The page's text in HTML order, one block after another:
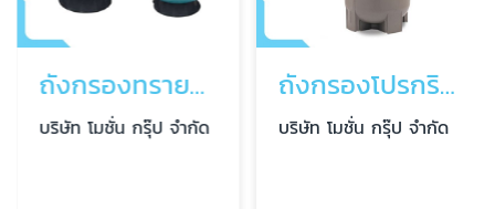
ถังกรองทรายสระว่ายน้ำ
บริษัท โมชั่น กรุ๊ป จำกัด
ถังกรองโปรกริดสระว่ายน้ำ
บริษัท โมชั่น กรุ๊ป จำกัด